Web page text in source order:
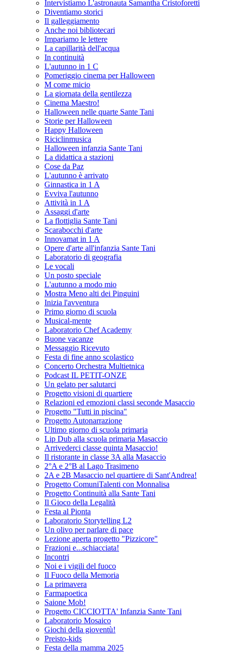
Intervistiamo L'astronauta Samantha Cristoforetti
Diventiamo storici
Il galleggiamento
Anche noi bibliotecari
Impariamo le lettere
La capillarità dell'acqua
In continuità
L'autunno in 1 C
Pomeriggio cinema per Halloween
M come micio
La giornata della gentilezza
Cinema Maestro!
Halloween nelle quarte Sante Tani
Storie per Halloween
Happy Halloween
Riciclinmusica
Halloween infanzia Sante Tani
La didattica a stazioni
Cose da Paz
L'autunno è arrivato
Ginnastica in 1 A
Evviva l'autunno
Attività in 1 A
Assaggi d'arte
La flottiglia Sante Tani
Scarabocchi d'arte
Innovamat in 1 A
Opere d'arte all'infanzia Sante Tani
Laboratorio di geografia
Le vocali
Un posto speciale
L'autunno a modo mio
Mostra Meno alti dei Pinguini
Inizia l'avventura
Primo giorno di scuola
Musical-mente
Laboratorio Chef Academy
Buone vacanze
Messaggio Ricevuto
Festa di fine anno scolastico
Concerto Orchestra Multietnica
Podcast IL PETIT-ONZE
Un gelato per salutarci
Progetto visioni di quartiere
Relazioni ed emozioni classi seconde Masaccio
Progetto "Tutti in piscina"
Progetto Autonarrazione
Ultimo giorno di scuola primaria
Lip Dub alla scuola primaria Masaccio
Arrivederci classe quinta Masaccio!
Il ristorante in classe 3A alla Masaccio
2°A e 2°B al Lago Trasimeno
2A e 2B Masaccio nel quartiere di Sant'Andrea!
Progetto ComuniTalenti con Monnalisa
Progetto Continuità alla Sante Tani
Il Gioco della Legalità
Festa al Pionta
Laboratorio Storytelling L2
Un olivo per parlare di pace
Lezione aperta progetto "Pizzicore"
Frazioni e...schiacciata!
Incontri
Noi e i vigili del fuoco
Il Fuoco della Memoria
La primavera
Farmapoetica
Saione Mob!
Progetto CICCIOTTA' Infanzia Sante Tani
Laboratorio Mosaico
Giochi della gioventù!
Preisto-kids
Festa della mamma 2025